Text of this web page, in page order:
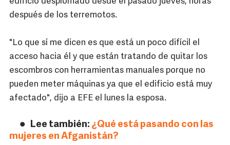
después de los terremotos.
"Lo que sí me dicen es que está un poco difícil el
acceso hacia él y que están tratando de quitar los
escombros con herramientas manuales porque no
pueden meter máquinas ya que el edificio está muy
afectado", dijo a EFE el lunes la esposa.
Lee también: ¿Qué está pasando con las
mujeres en Afganistán?